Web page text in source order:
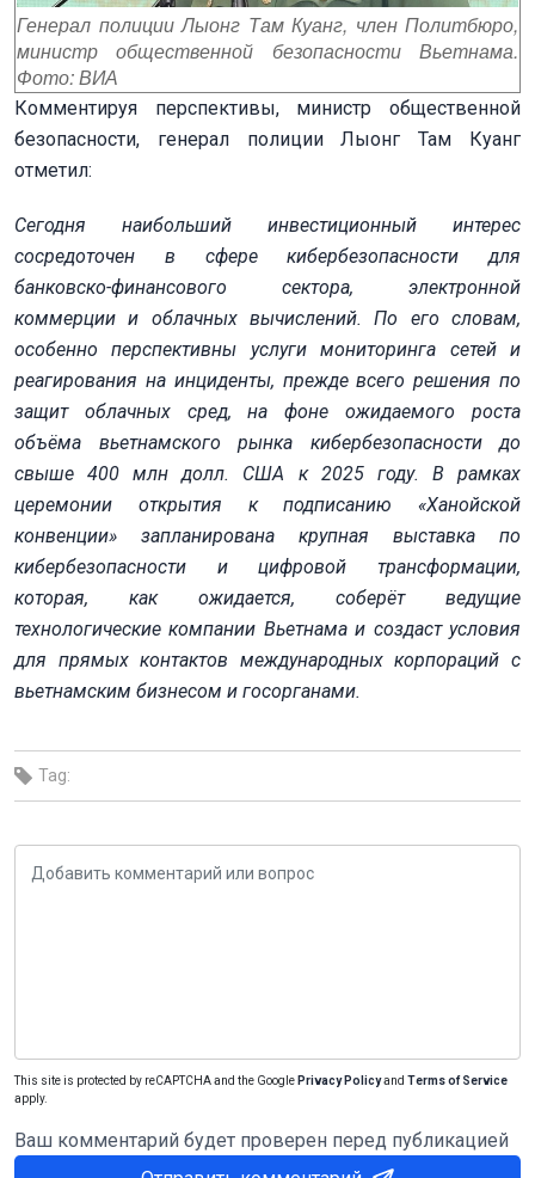
Генерал полиции Лыонг Там Куанг, член Политбюро,
министр общественной безопасности Вьетнама.
Фото: ВИА
Комментируя перспективы, министр общественной
безопасности, генерал полиции Лыонг Там Куанг
отметил:
Сегодня наибольший инвестиционный интерес
сосредоточен в сферекибербезопасности для
банковско-финансового сектора, электронной
коммерции и облачных вычислений. По его словам,
особенно перспективны услуги мониторинга сетей и
реагирования на инциденты, прежде всего решения по
защит облачных сред, на фоне ожидаемого роста
объёма вьетнамского рынка кибербезопасности до
свыше 400 млн долл. США к 2025 году. В рамках
церемонии открытия к подписанию «Ханойской
конвенции» запланирована крупная выставка по
кибербезопасности и цифровой трансформации,
которая, как ожидается, соберёт ведущие
технологические компании Вьетнама и создаст условия
для прямых контактов международных корпораций с
вьетнамским бизнесом и госорганами.
Tag:
This site is protected by reCAPTCHA and the Google Privacy Policyand Terms of Service
apply.
Ваш комментарий будет проверен перед публикацией